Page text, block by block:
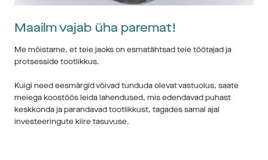
kui ka nõelumisvõimalused. Alates lõngast valmistatud kangast kuni
1994: Kudumistehnoloogia
murdmisega. Kaasaegne kudumismasin võimaldas saada parima
võimaliku kanga kudumispuude jaoks raskete kangaste loomiseks.
Esimene täielikult automatiseeritud õmblusliin – täna omab Job
mitut sellist grupi sees – paigaldati Kinna tehasesse.
Maailm vajab üha paremat!
Me mõistame, et teie jaoks on esmatähtsad teie töötajad ja
protsesside tootlikkus.
Kuigi need eesmärgid võivad tunduda olevat vastuolus, saate
meiega koostöös leida lahendused, mis edendavad puhast
keskkonda ja parandavad tootlikkust, tagades samal ajal
investeeringute kiire tasuvuse.